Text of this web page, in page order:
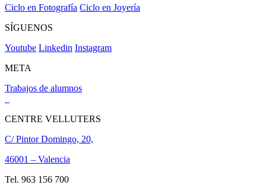
Ciclo en Fotografía Ciclo en Joyería
SÍGUENOS
Youtube Linkedin Instagram
META
Trabajos de alumnos
CENTRE VELLUTERS
C/ Pintor Domingo, 20,
46001 – Valencia
Tel. 963 156 700